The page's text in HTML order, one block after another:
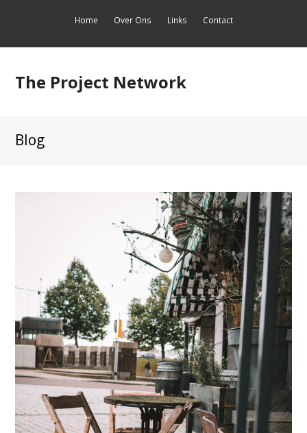
Home Over Ons Links Contact
The Project Network
Blog